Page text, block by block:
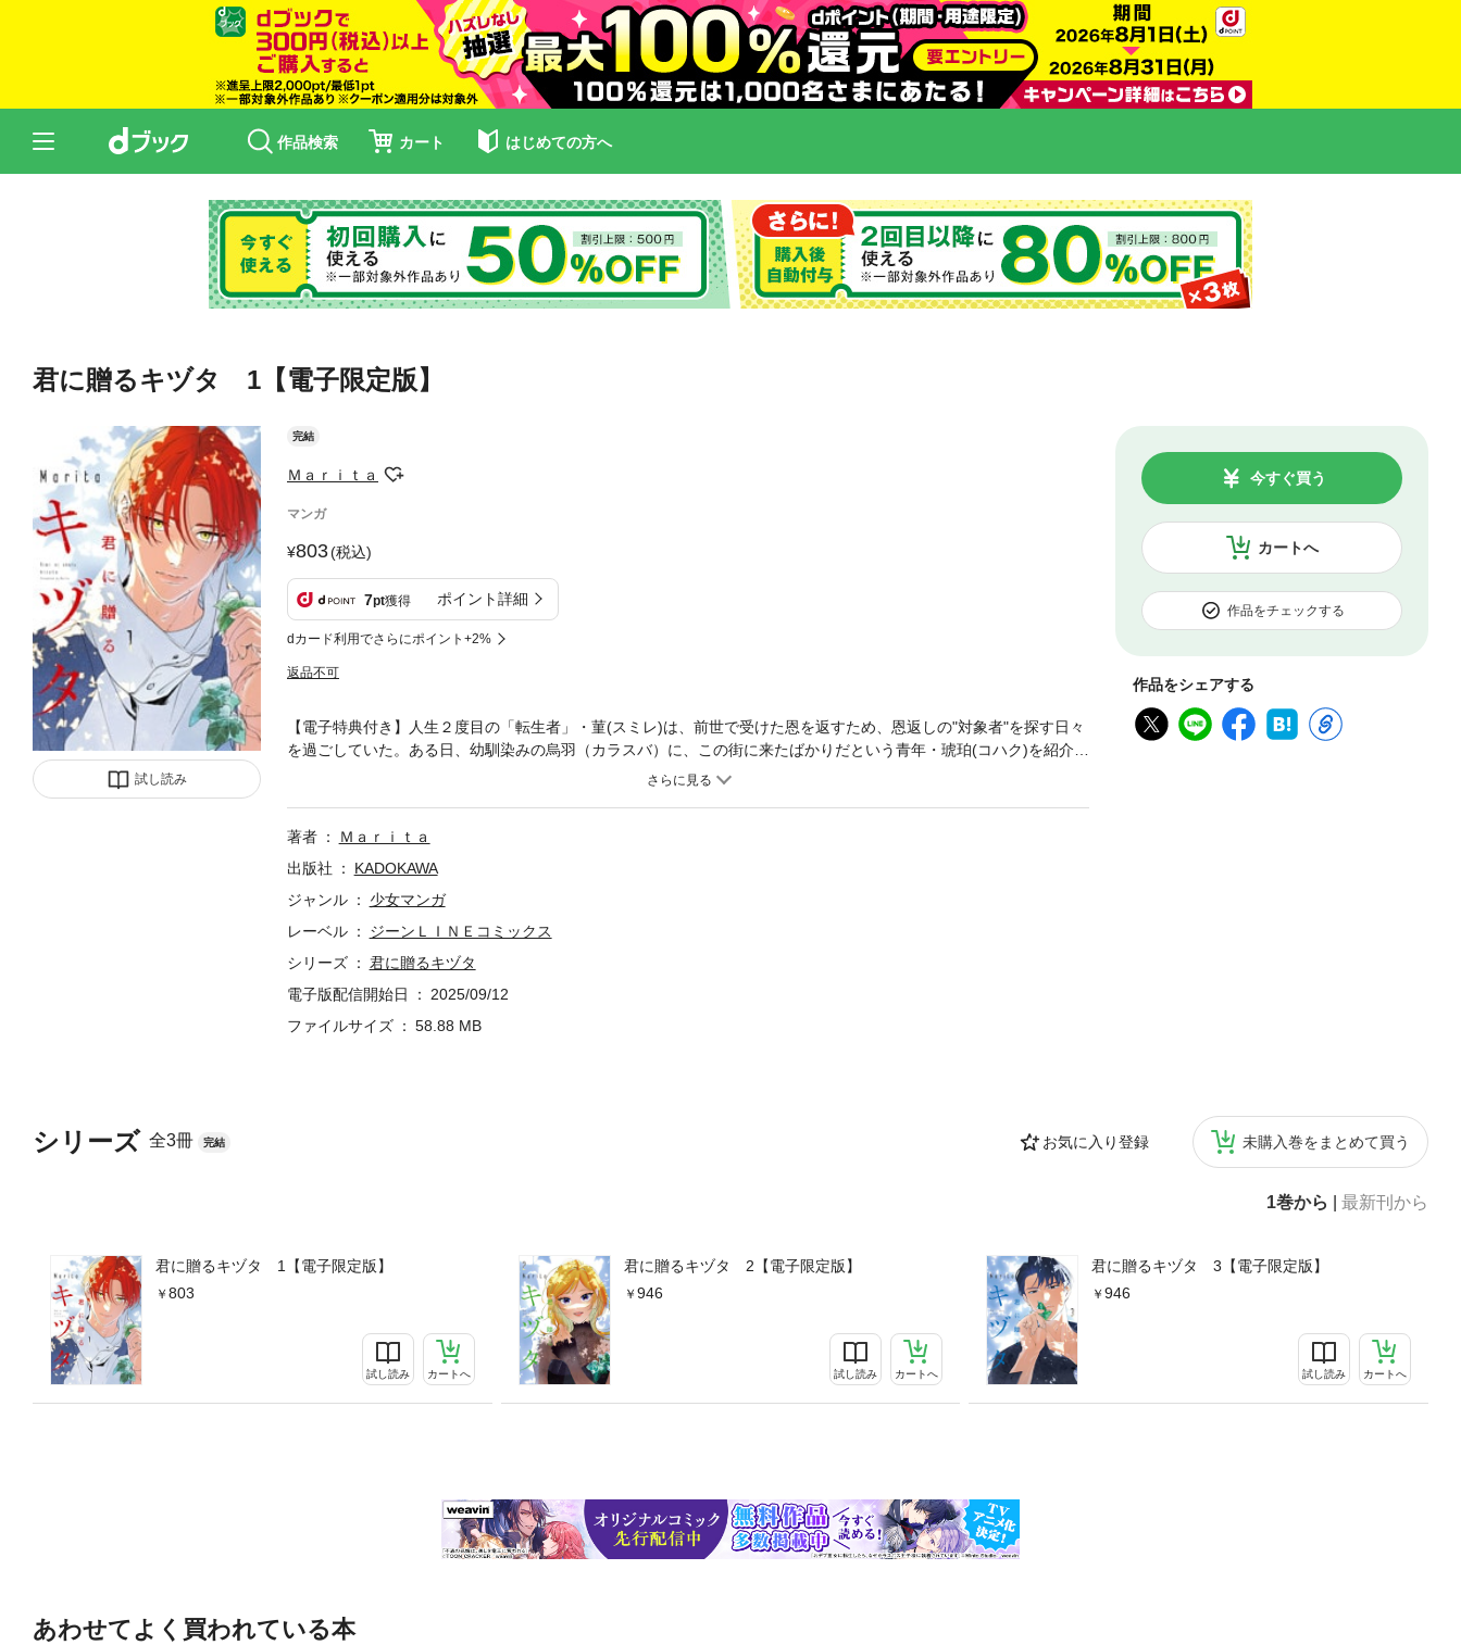
作品検索 カート はじめての方へ
君に贈るキヅタ 1【電子限定版】
試し読み
完結
Ｍａｒｉｔａ
マンガ
803(税込)
7pt獲得 ポイント詳細
dカード利用でさらにポイント+2%
返品不可
カートへ
今すぐ買う
作品をチェックする
作品をシェアする
シリーズ 全3冊 完結 お気に入り登録 未購入巻をまとめて買う
1巻から 最新刊から
君に贈るキヅタ 1【電子限定版】
803
試し読み カートへ
君に贈るキヅタ 2【電子限定版】
946
試し読み カートへ
君に贈るキヅタ 3【電子限定版】
946
試し読み カートへ
【電子特典付き】人生２度目の「転生者」・菫(スミレ)は、前世で受けた恩を返すため、恩返しの"対象者"を探す日々
を過ごしていた。ある日、幼馴染みの烏羽（カラスバ）に、この街に来たばかりだという青年・琥珀(コハク)を紹介さ
れる。菫は琥珀が自分の"対象者"であると感じ、彼を幸せにしたいと強く思うのだが、二人の間には大きな秘密があっ
著者
Ｍａｒｉｔａ
出版社
KADOKAWA
ジャンル
少女マンガ
レーベル
ジーンＬＩＮＥコミックス
シリーズ
君に贈るキヅタ
電子版配信開始日
2025/09/12
ファイルサイズ
58.88 MB
あわせてよく買われている本